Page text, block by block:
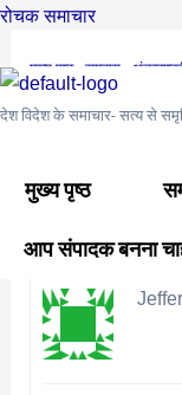
Skip
content
रोचक समाचार
देश विदेश के समाचार- सत्य से
मुख्य पृष्ठ
आप संपादक बनना
मुख्य पृष्ठ समुदाय
This topic is empty.
November 21,
Post